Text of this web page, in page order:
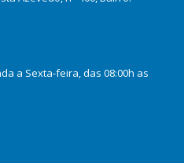
a Sexta-feira, das 08:00h as